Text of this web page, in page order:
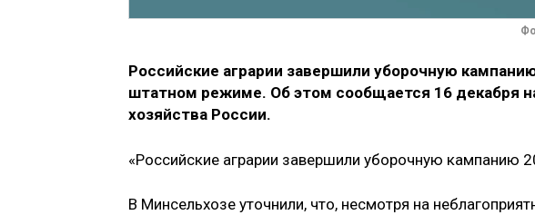
Российские аграрии завершили уборочную
штатном режиме. Об этом сообщается 16 декабря
хозяйства России.
«Российские аграрии завершили уборочную кампанию
В Минсельхозе уточнили, что, несмотря на